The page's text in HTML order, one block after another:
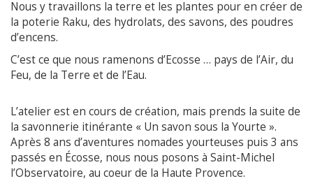
Nous y travaillons la terre et les plantes pour en créer de
la poterie Raku, des hydrolats, des savons, des poudres
d’encens.
C’est ce que nous ramenons d’Ecosse … pays de l’Air, du
Feu, de la Terre et de l’Eau.
L’atelier est en cours de création, mais prends la suite de
la savonnerie itinérante « Un savon sous la Yourte ».
Après 8 ans d’aventures nomades yourteuses puis 3 ans
passés en Écosse, nous nous posons à Saint-Michel
l’Observatoire, au coeur de la Haute Provence.